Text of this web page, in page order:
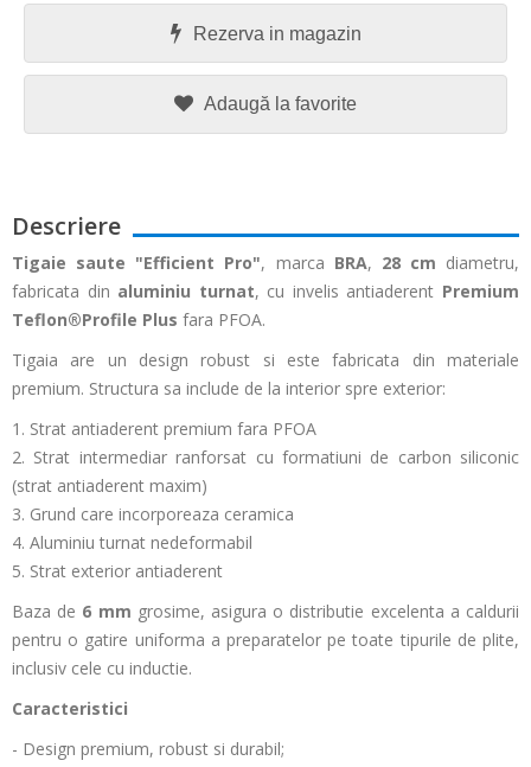
Rezerva in magazin
Adaugă la favorite
Descriere
Tigaie saute "Efficient Pro", marca BRA, 28 cm diametru,
fabricata din aluminiu turnat, cu invelis antiaderent Premium
Teflon®Profile Plus fara PFOA.
Tigaia are un design robust si este fabricata din materiale
premium. Structura sa include de la interior spre exterior:
1. Strat antiaderent premium fara PFOA
2. Strat intermediar ranforsat cu formatiuni de carbon siliconic
(strat antiaderent maxim)
3. Grund care incorporeaza ceramica
4. Aluminiu turnat nedeformabil
5. Strat exterior antiaderent
Baza de 6 mm grosime, asigura o distributie excelenta a caldurii
pentru o gatire uniforma a preparatelor pe toate tipurile de plite,
inclusiv cele cu inductie.
Caracteristici
- Design premium, robust si durabil;